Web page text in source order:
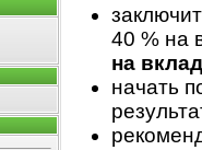
40 % на
на
начать